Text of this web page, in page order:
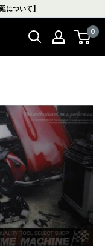
について】
0